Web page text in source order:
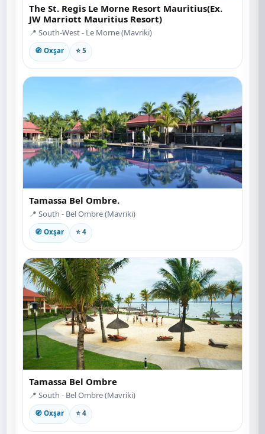
The St. Regis Le Morne Resort Mauritius(Ex.
JW Marriott Mauritius Resort)
📍 South-West - Le Morne (Mavriki)
🧭 Oxşar ⭐ 5
Tamassa Bel Ombre.
📍 South - Bel Ombre (Mavriki)
🧭 Oxşar ⭐ 4
Tamassa Bel Ombre
📍 South - Bel Ombre (Mavriki)
🧭 Oxşar ⭐ 4